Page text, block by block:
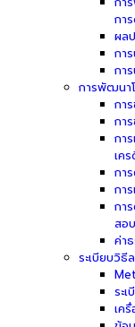
กา
ผล
กา
กา
การพัฒนา
กา
กา
กา
เค
กา
กา
กา
สอบ
ค่า
ระเบียบวิธี
ระ
เค